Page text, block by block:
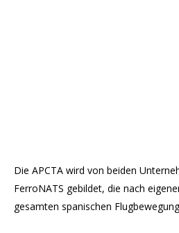
Die APCTA wird von beiden
FerroNATS gebildet, die nach
gesamten spanischen